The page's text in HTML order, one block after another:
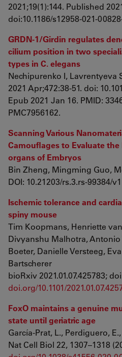
2021;19(1):144. Published
doi:10.1186/s12958-021-
GRDN-1/Girdin regulates
cilium position in two
types in C. elegans
Nechipurenko I, Lavrentyeva
2021 Apr;472:38-51. doi:
Epub 2021 Jan 16. PMID:
PMC7956162.
Scanning Various
Camouflages to Evaluate
organs of Embryos
Bin Zheng, Mingming Guo,
DOI: 10.21203/rs.3.rs-99384/v1
Ischemic tolerance and
spiny mouse
Tim Koopmans, Henriette
Divyanshu Malhotra, Antonio
Boeter, Danielle Versteeg,
Bartscherer
bioRxiv 2021.01.07.425783;
doi.org/10.1101/
FoxO maintains a genuine
state until geriatric age
García-Prat, L., Perdiguero,
Nat Cell Biol 22, 1307–1318